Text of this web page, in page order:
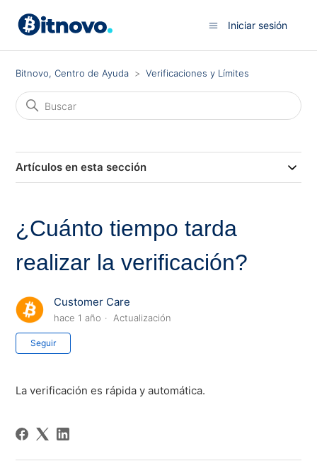
Iniciar sesión
Bitnovo, Centro de Ayuda Verificaciones y Límites
Artículos en esta sección
¿Cuánto tiempo tarda
realizar la verificación?
Customer Care
hace 1 año Actualización
Seguir
La verificación es rápida y automática.